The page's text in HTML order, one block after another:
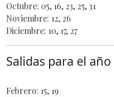
Octubre: 05, 16, 23, 25, 31
Noviembre: 12, 26
Diciembre: 10, 17, 27
Salidas para el año
Febrero: 15, 19